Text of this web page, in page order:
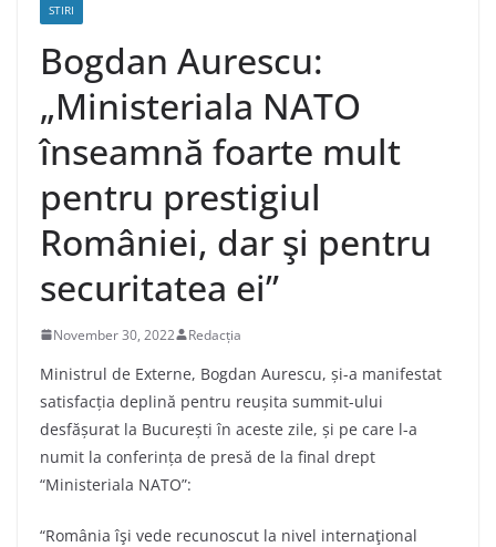
STIRI
Bogdan Aurescu:
„Ministeriala NATO
înseamnă foarte mult
pentru prestigiul
României, dar şi pentru
securitatea ei”
November 30, 2022 Redacția
Ministrul de Externe, Bogdan Aurescu, și-a manifestat
satisfacția deplină pentru reușita summit-ului
desfășurat la București în aceste zile, și pe care l-a
numit la conferința de presă de la final drept
“Ministeriala NATO”:
“România îşi vede recunoscut la nivel internaţional